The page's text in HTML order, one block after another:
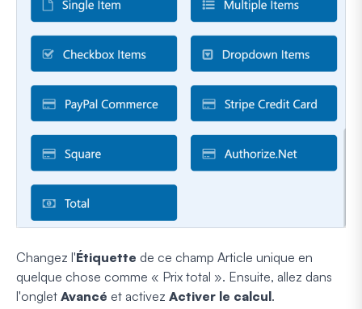
Changez l'Étiquette de ce champ Article unique en
quelque chose comme « Prix total ». Ensuite, allez dans
l'onglet Avancé et activez Activer le calcul.